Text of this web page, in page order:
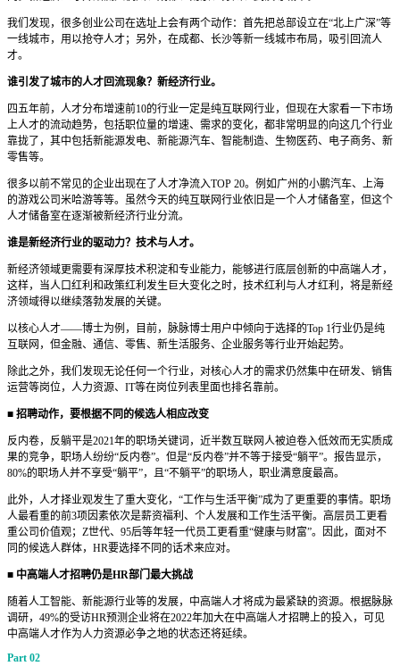
我们发现，很多创业公司在选址上会有两个动作：首先把总部设立在“北上广深”等
一线城市，用以抢夺人才；另外，在成都、长沙等新一线城市布局，吸引回流人
才。
谁引发了城市的人才回流现象？新经济行业。
四五年前，人才分布增速前10的行业一定是纯互联网行业，但现在大家看一下市场
上人才的流动趋势，包括职位量的增速、需求的变化，都非常明显的向这几个行业
靠拢了，其中包括新能源发电、新能源汽车、智能制造、生物医药、电子商务、新
零售等。
很多以前不常见的企业出现在了人才净流入TOP 20。例如广州的小鹏汽车、上海
的游戏公司米哈游等等。虽然今天的纯互联网行业依旧是一个人才储备室，但这个
人才储备室在逐渐被新经济行业分流。
谁是新经济行业的驱动力？技术与人才。
新经济领域更需要有深厚技术积淀和专业能力，能够进行底层创新的中高端人才，
这样，当人口红利和政策红利发生巨大变化之时，技术红利与人才红利，将是新经
济领域得以继续落勃发展的关键。
以核心人才——博士为例，目前，脉脉博士用户中倾向于选择的Top 1行业仍是纯
互联网，但金融、通信、零售、新生活服务、企业服务等行业开始起势。
除此之外，我们发现无论任何一个行业，对核心人才的需求仍然集中在研发、销售
运营等岗位，人力资源、IT等在岗位列表里面也排名靠前。
■ 招聘动作，要根据不同的候选人相应改变
反内卷，反躺平是2021年的职场关键词，近半数互联网人被迫卷入低效而无实质成
果的竞争，职场人纷纷“反内卷”。但是“反内卷”并不等于接受“躺平”。报告显示，
80%的职场人并不享受“躺平”，且“不躺平”的职场人，职业满意度最高。
此外，人才择业观发生了重大变化，“工作与生活平衡”成为了更重要的事情。职场
人最看重的前3项因素依次是薪资福利、个人发展和工作生活平衡。高层员工更看
重公司价值观；Z世代、95后等年轻一代员工更看重“健康与财富”。因此，面对不
同的候选人群体，HR要选择不同的话术来应对。
■ 中高端人才招聘仍是HR部门最大挑战
随着人工智能、新能源行业等的发展，中高端人才将成为最紧缺的资源。根据脉脉
调研，49%的受访HR预测企业将在2022年加大在中高端人才招聘上的投入，可见
中高端人才作为人力资源必争之地的状态还将延续。
Part 02